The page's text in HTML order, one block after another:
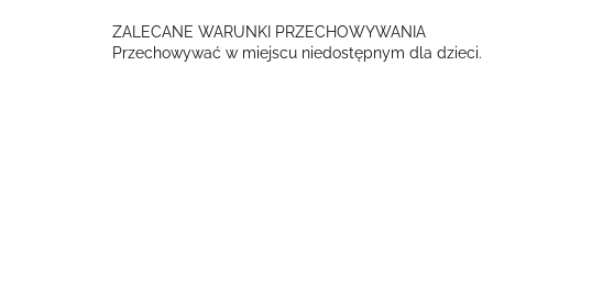
ZALECANE WARUNKI PRZECHOWYWANIA
Przechowywać w miejscu niedostępnym dla dzieci.